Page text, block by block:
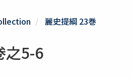
麗史提綱 23巻
之5-6